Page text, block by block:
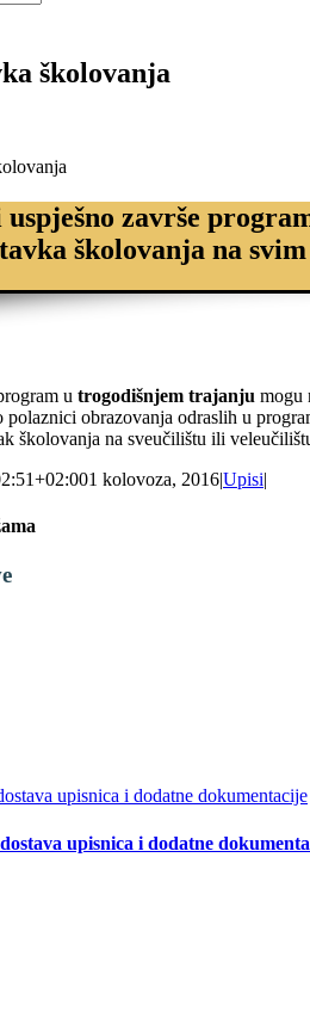
školovanja
završe
školovanja na
utrogodišnjem trajanju mogu
obrazovanja odraslih u
školovanja na sveučilištu ili
1 kolovoza, 2016|Upisi|
upisnica i dodatne dokumentacije
upisnica i dodatne